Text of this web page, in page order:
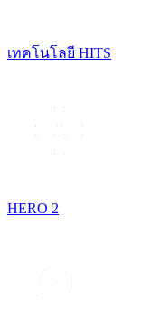
เทคโนโลยี HITS
HERO 2